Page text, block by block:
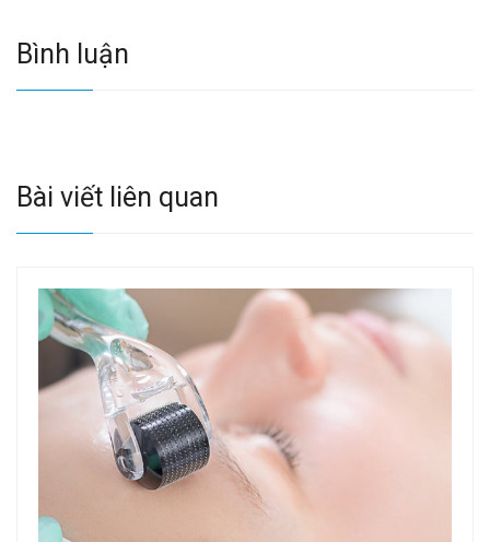
Bình luận
Bài viết liên quan